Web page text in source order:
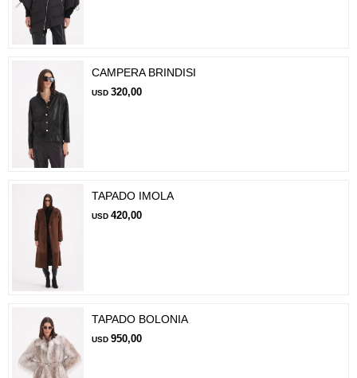
CAMPERA BRINDISI
USD 320,00
TAPADO IMOLA
USD 420,00
TAPADO BOLONIA
USD 950,00